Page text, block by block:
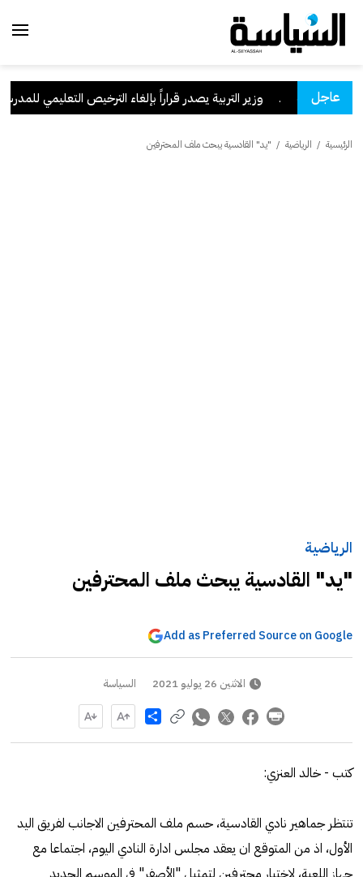
عاجل
السعودية . وزير التربية يصدر قراراً بإلغاء الترخيص التعليمي للمدرسة
الرئيسية / الرياضية / "يد" القادسية يبحث ملف المحترفين
الرياضية
"يد" القادسية يبحث ملف المحترفين
Add as Preferred Source on Google
الاثنين 26 يوليو 2021 السياسة
Share
كتب - خالد العنزي:
تنتظر جماهير نادي القادسية، حسم ملف المحترفين الاجانب لفريق اليد
الأول، اذ من المتوقع ان يعقد مجلس ادارة النادي اليوم، اجتماعا مع